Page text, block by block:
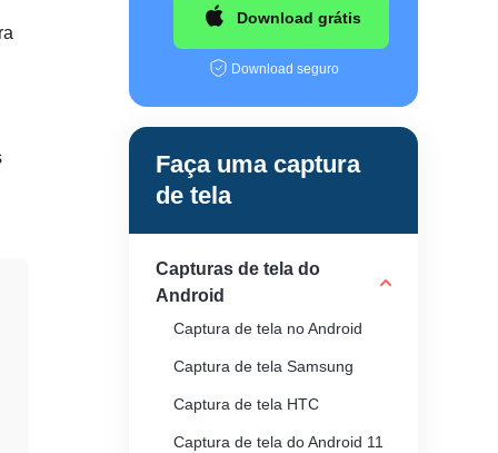
Download grátis
Download seguro
Faça uma captura
de tela
Capturas de tela do
Android
Captura de tela no Android
Captura de tela Samsung
Captura de tela HTC
Captura de tela do Android 11